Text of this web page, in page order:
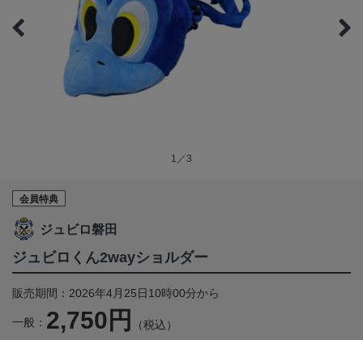
1／3
会員特典
ジュビロ磐田
ジュビロくん2wayショルダー
販売期間：2026年4月25日10時00分から
一般： 2,750円 （税込）